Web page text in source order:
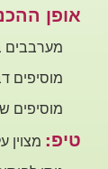
אופן
מערבבים
מוסיפים
מוסיפים
טיפ: מצוין